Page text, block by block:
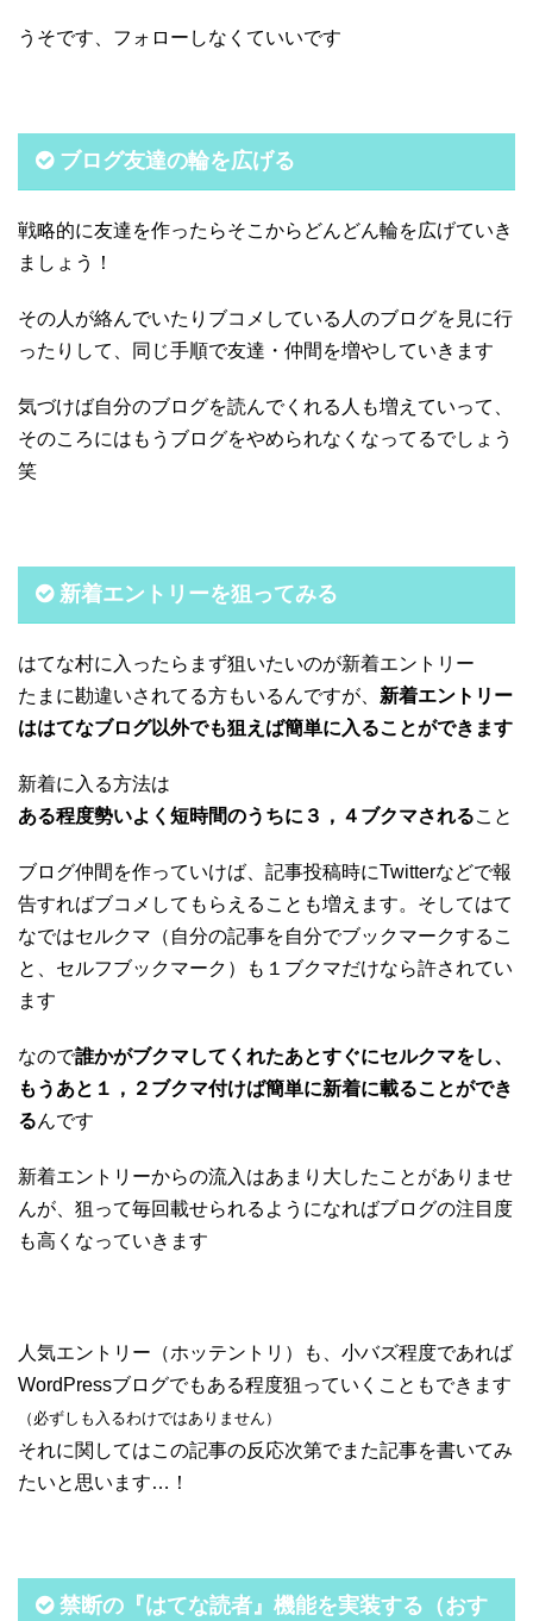
うそです、フォローしなくていいです
ブログ友達の輪を広げる
戦略的に友達を作ったらそこからどんどん輪を広げていき
ましょう！
その人が絡んでいたりブコメしている人のブログを見に行
ったりして、同じ手順で友達・仲間を増やしていきます
気づけば自分のブログを読んでくれる人も増えていって、
そのころにはもうブログをやめられなくなってるでしょう
笑
新着エントリーを狙ってみる
はてな村に入ったらまず狙いたいのが新着エントリー
たまに勘違いされてる方もいるんですが、 新着エントリー
ははてなブログ以外でも狙えば簡単に入ることができます
新着に入る方法は
ある程度勢いよく短時間のうちに３，４ブクマされること
ブログ仲間を作っていけば、記事投稿時にTwitterなどで報
告すればブコメしてもらえることも増えます。そしてはて
なではセルクマ（自分の記事を自分でブックマークするこ
と、セルフブックマーク）も１ブクマだけなら許されてい
ます
なので誰かがブクマしてくれたあとすぐにセルクマをし、
もうあと１，２ブクマ付けば簡単に新着に載ることができ
るんです
新着エントリーからの流入はあまり大したことがありませ
んが、狙って毎回載せられるようになればブログの注目度
も高くなっていきます
人気エントリー（ホッテントリ）も、小バズ程度であれば
WordPressブログでもある程度狙っていくこともできます
（必ずしも入るわけではありません）
それに関してはこの記事の反応次第でまた記事を書いてみ
たいと思います…！
禁断の『はてな読者』機能を実装する（おす